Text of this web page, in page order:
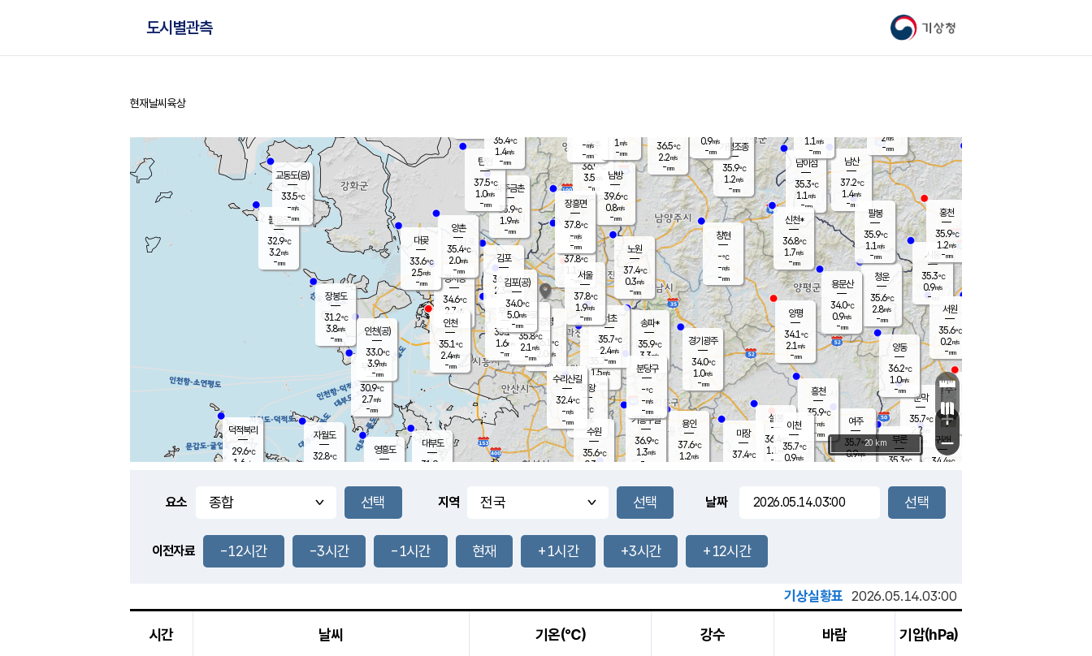
기상청
도시별관측
홈
현재날씨 육상
풍도
2.7m/s
문막
35.7℃
2.2m/s
mm
남이섬
35.3℃
1.1 m/s
-mm
무의도
30.9℃
2.7m/s
-mm
영흥도
볼음도
32.9℃
3.2m/s
-mm
자월도
32.8℃
양주
36.9℃
3.5
-mm
부론
35.3℃
과천
35.7℃
1.5m/s
- mm
남산
37.2℃
1.4m/s
-mm
장봉도
31.2℃
3.8m/s
-mm
-mm
청운
35.6℃
2.8m/s
-mm
팔봉
35.9℃
1.1 m/s
-mm
-mm
용인
37.6℃
1.2m/s
여주
35.7℃
0.9m/s
양동
36.2℃
1.0m/s
-mm
경기광주
34.0℃
1.0m/s
-mm
장호원
1.1 m/s
-mm
35.0
℃
대부도
31.9
-
경서동
34.6℃
2.7 m/s
-mm
파주금촌
35.9℃
1.9m/s
-mm
가평조종
35.9℃
1.2m/s
-mm
36.5℃
2.2m/s
-mm
대곶
33.6℃
2.5m/s
-mm
신천*
36.8℃
1.7m/s
-mm
창현
-℃
-m/s
-mm
탄현
37.5℃
1.0m/s
-mm
0.9m/s
-mm
37.6℃
0.8m/s
-mm
흥천
35.9℃
-m/s
-mm
마장
37.4℃
의왕
- ℃
m/s
mm
김포
36.4℃
2.3 m/s
mm
설봉
36.4℃
1.1 m/s
- mm
광명
36.1
℃
2.0 m/s
-mm
부천
35.1℃
1.6m/s
-mm
-mm
양촌
35.4℃
2.0m/s
-mm
구로
35.8℃
2.1 m/s
-mm
은평
37.8℃
m/s
- mm
노원
37.4℃
0.3m/s
-mm
송파*
35.9℃
3.3m/s
-mm
서초
35.7℃
2.4m/s
-mm
남방
39.6℃
0.8m/s
-mm
기흥구갈
36.9℃
1.3m/s
-
수리산길
32.4℃
-m/s
-mm
분당구
-℃
-m/s
-mm
장흥면
37.8℃
-m/s
-mm
-m/s
-mm
시동
35.3℃
0.9m/s
- mm
귀래
34.4℃
서원
35.6℃
0.2m/s
-mm
용문산
34.0℃
0.9m/s
-mm
덕적북리
29.6℃
1.6 m/s
인천(공)
33.0℃
3.9m/s
-mm
김포(공)
34.0℃
5.0m/s
-mm
교동도(음)
33.5℃
-m/s
-mm
홍천
35.9℃
1.2m/s
-mm
이천
35.7℃
0.9m/s
양평
34.1℃
2.1 m/s
-mm
수원
35.6℃
0.3 m/s
인천
35.1℃
2.4m/s
-mm
서울
37.8℃
1.9m/s
-mm
2m/s
-mm
35.4℃
1.4m/s
-mm
1 m/s
-mm
+
−
20 km
요소 지역 날짜
이전자료 -12시간 -3시간 -1시간 현재 +1시간 +3시간 +12시간
기상실황표 2026.05.14.03:00
시간 날씨 기온(℃) 강수 바람 기압(hPa)